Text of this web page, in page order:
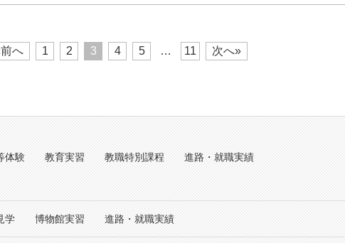
へ 1 2 3 4 5 … 11 次へ»
体験 教育実習 教職特別課程 進路・就職実績
学 博物館実習 進路・就職実績